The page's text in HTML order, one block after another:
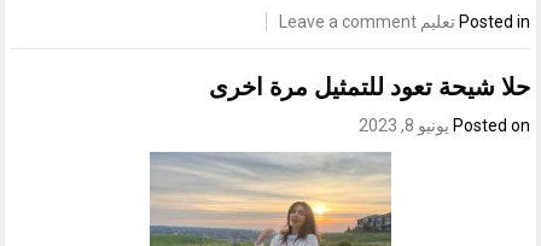
Posted in تعليم Leave a comment
حلا شيحة تعود للتمثيل مرة اخرى
Posted on يونيو 8, 2023